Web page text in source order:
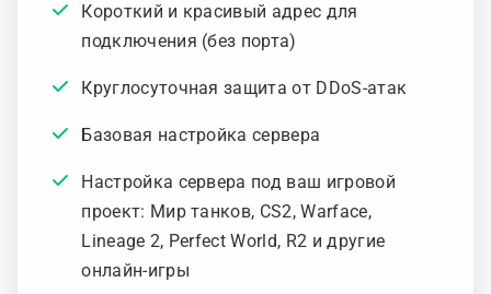
Короткий и красивый адрес для
подключения (без порта)
Круглосуточная защита от DDoS-атак
Базовая настройка сервера
Настройка сервера под ваш игровой
проект: Мир танков, CS2, Warface,
Lineage 2, Perfect World, R2 и другие
онлайн-игры